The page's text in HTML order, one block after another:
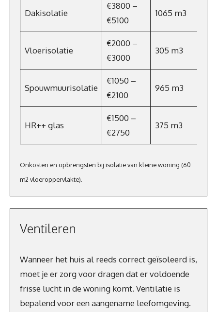
Dakisolatie
€3800 –
€5100
1065 m3
Vloerisolatie
€2000 –
€3000
305 m3
Spouwmuurisolatie
€1050 –
€2100
965 m3
HR++ glas
€1500 –
€2750
375 m3
Onkosten en opbrengsten bij isolatie van kleine woning (60
m2 vloeroppervlakte).
Ventileren
Wanneer het huis al reeds correct geïsoleerd is,
moet je er zorg voor dragen dat er voldoende
frisse lucht in de woning komt. Ventilatie is
bepalend voor een aangename leefomgeving.